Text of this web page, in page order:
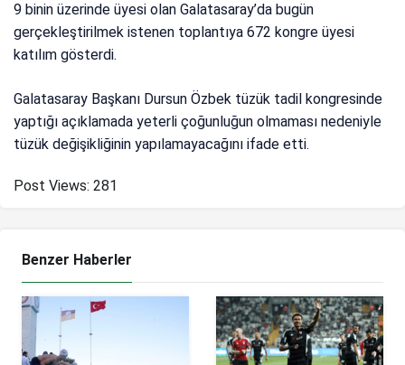
9 binin üzerinde üyesi olan Galatasaray’da bugün
gerçekleştirilmek istenen toplantıya 672 kongre üyesi
katılım gösterdi.
Galatasaray Başkanı Dursun Özbek tüzük tadil kongresinde
yaptığı açıklamada yeterli çoğunluğun olmaması nedeniyle
tüzük değişikliğinin yapılamayacağını ifade etti.
Post Views: 281
Benzer Haberler